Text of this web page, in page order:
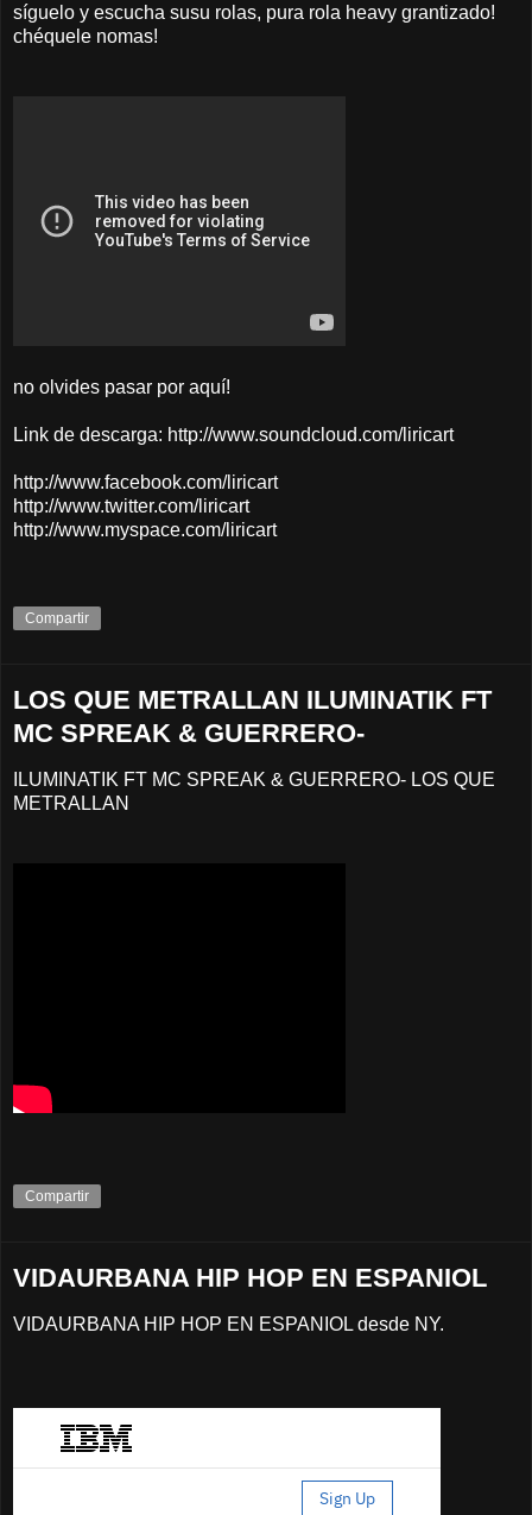
síguelo y escucha susu rolas, pura rola heavy grantizado!
chéquele nomas!
no olvides pasar por aquí!
Link de descarga: http://www.soundcloud.com/liricart
http://www.facebook.com/liricart
http://www.twitter.com/liricart
http://www.myspace.com/liricart
Compartir
LOS QUE METRALLAN ILUMINATIK FT
MC SPREAK & GUERRERO-
ILUMINATIK FT MC SPREAK & GUERRERO- LOS QUE
METRALLAN
Compartir
VIDAURBANA HIP HOP EN ESPANIOL
VIDAURBANA HIP HOP EN ESPANIOL desde NY.